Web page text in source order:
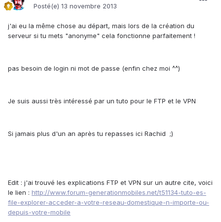
Posté(e) 13 novembre 2013
j'ai eu la même chose au départ, mais lors de la création du
serveur si tu mets "anonyme" cela fonctionne parfaitement !
pas besoin de login ni mot de passe (enfin chez moi ^^)
Je suis aussi très intéressé par un tuto pour le FTP et le VPN
Si jamais plus d'un an après tu repasses ici Rachid ;)
Edit : j'ai trouvé les explications FTP et VPN sur un autre cite, voici
le lien : http://www.forum-generationmobiles.net/t51134-tuto-es-
file-explorer-acceder-a-votre-reseau-domestique-n-importe-ou-
depuis-votre-mobile